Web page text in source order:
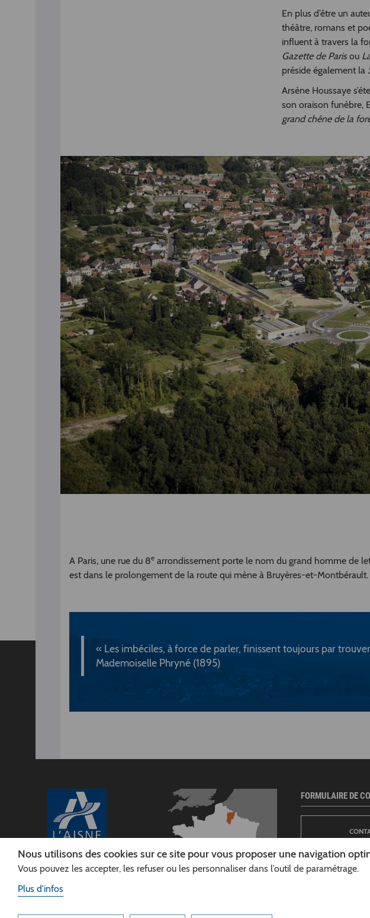
En plus d’être un
théâtre, romans et
influent à travers la
Gazette de Parisou
préside également la
Arsène Houssaye
son oraison funèbre,
grand chêne de la
A Paris, une rue du 8e arrondissement porte le nom du grand homme de
est dans le prolongement de la route qui mène à Bruyères-et-Montbérault.
« Les imbéciles, à force de parler, finissent toujours par
Mademoiselle Phryné (1895)
CONSEIL
L'AISNE
FORMULAIRE DE
Nous utilisons des cookies sur ce site pour vous proposer une navigation
Vous pouvez les accepter, les refuser ou les personnaliser dans l’outil de paramétrage.
Plus d'infos